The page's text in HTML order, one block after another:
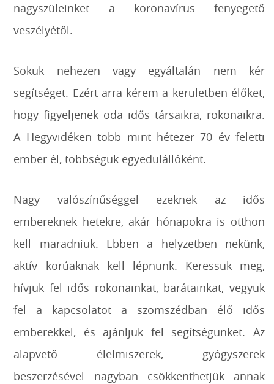
nagyszüleinket a koronavírus fenyegető
veszélyétől.
Sokuk nehezen vagy egyáltalán nem kér
segítséget. Ezért arra kérem a kerületben élőket,
hogy figyeljenek oda idős társaikra, rokonaikra.
A Hegyvidéken több mint hétezer 70 év feletti
ember él, többségük egyedülállóként.
Nagy valószínűséggel ezeknek az idős
embereknek hetekre, akár hónapokra is otthon
kell maradniuk. Ebben a helyzetben nekünk,
aktív korúaknak kell lépnünk. Keressük meg,
hívjuk fel idős rokonainkat, barátainkat, vegyük
fel a kapcsolatot a szomszédban élő idős
emberekkel, és ajánljuk fel segítségünket. Az
alapvető élelmiszerek, gyógyszerek
beszerzésével nagyban csökkenthetjük annak